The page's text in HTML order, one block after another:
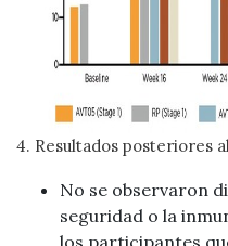
4. Resultados posteriores
No se observaron
seguridad o la
los participantes